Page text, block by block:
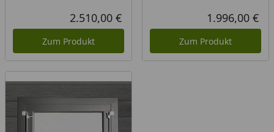
Aktueller Preis
2.510,00 €
Zum Produkt
1.996,00 €
Zum Produkt